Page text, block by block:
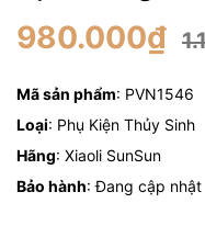
980.000₫
Mã sản phẩm: PVN1546
Loại: Phụ Kiện Thủy Sinh
Hãng: Xiaoli SunSun
Bảo hành: Đang cập nhật